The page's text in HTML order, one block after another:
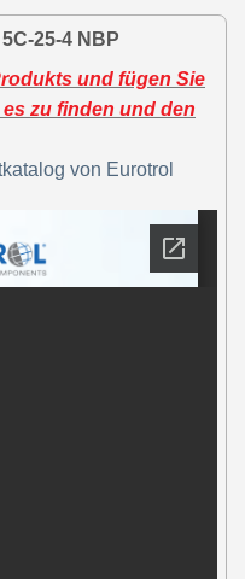
25-4 NBP
und fügen Sie
zu finden und den
von Eurotrol